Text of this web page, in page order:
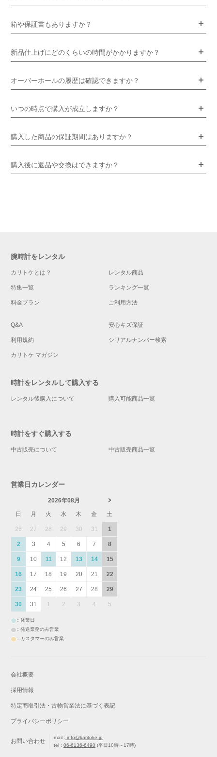
箱や保証書もありますか？
新品仕上げにどのくらいの時間がかかりますか？
オーバーホールの履歴は確認できますか？
いつの時点で購入が成立しますか？
購入した商品の保証期間はありますか？
購入後に返品や交換はできますか？
腕時計をレンタル
カリトケとは？ レンタル商品
特集一覧 ランキング一覧
料金プラン ご利用方法
Q&A 安心キズ保証
利用規約 シリアルナンバー検索
カリトケ マガジン
時計をレンタルして購入する
レンタル後購入について 購入可能商品一覧
時計をすぐ購入する
中古販売について 中古販売商品一覧
営業日カレンダー
2026年08月
日
月 火 水 木 金 土
26 27 28 29 30 31 1
2 3 4 5 6 7 8
9 10 11 12 13 14 15
16 17 18 19 20 21 22
23 24 25 26 27 28 29
30 31 1 2 3 4 5
：休業日
：発送業務のみ営業
：カスタマーのみ営業
会社概要
採用情報
特定商取引法・古物営業法に基づく表記
プライバシーポリシー
お問い合わせ
mail : info@karitoke.jp
tel :06-6136-6490 (平日10時～17時)